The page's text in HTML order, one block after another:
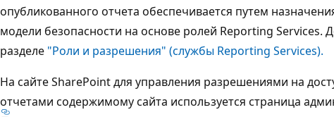
опубликованного отчета обеспечивается путем
модели безопасности на основе ролей Reporting Services.
разделе "Роли и разрешения" (службы Reporting Services).
На сайте SharePoint для управления разрешениями на
отчетами содержимому сайта используется страница